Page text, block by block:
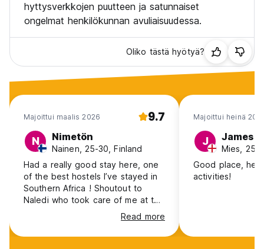
hyttysverkkojen puutteen ja satunnaiset
ongelmat henkilökunnan avuliaisuudessa.
Oliko tästä hyötyä?
Majoittui maalis 2026 9.7
N Nimetön
Nainen, 25-30, Finland
Had a really good stay here, one
of the best hostels I’ve stayed in
Southern Africa ! Shoutout to
Naledi who took care of me at the
reception, she is wonderful!Read more
Majoittui heinä
J James
Mies, 25-
Good place,
activities!